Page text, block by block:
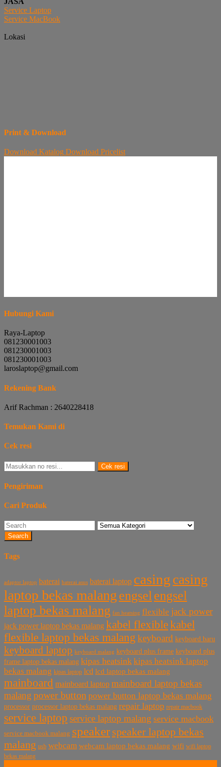
Service Laptop
Service MacBook
Lokasi
Print & Download
Download Katalog Download Pricelist
Hubungi Kami
Raya-Laptop
081230001003
081230001003
081230001003
laroslaptop@gmail.com
Rekening Bank
Arif Rachman : 2640228418
Temukan Kami di
Cek resi
Cek resi
Pengiriman
Cari Produk
Search
Tags
adaptor laptop baterai baterai asus baterai laptop casing casing
laptop bekas malang engselengsel
laptop bekas malang fan heatsing flexible jack power
jack power laptop bekas malang kabel flexiblekabel
flexible laptop bekas malang keyboard keyboard baru
keyboard laptop keyboard malang keyboard plus frame keyboard plus
frame laptop bekas malang kipas heatsink kipas heatsink laptop
bekas malang kipas laptop lcd lcd laptop bekas malang
mainboard mainboard laptop mainboard laptop bekas
malang power button power button laptop bekas malang
processor processor laptop bekas malang repair laptop repair macbook
service laptop service laptop malang service macbook
service macbook malang speaker speaker laptop bekas
malang usb webcam webcam laptop bekas malang wifi wifi laptop
bekas malang